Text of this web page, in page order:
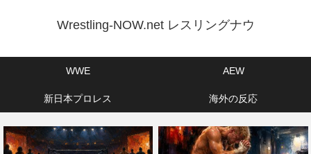
Wrestling-NOW.net レスリングナウ
WWE AEW
新日本プロレス 海外の反応